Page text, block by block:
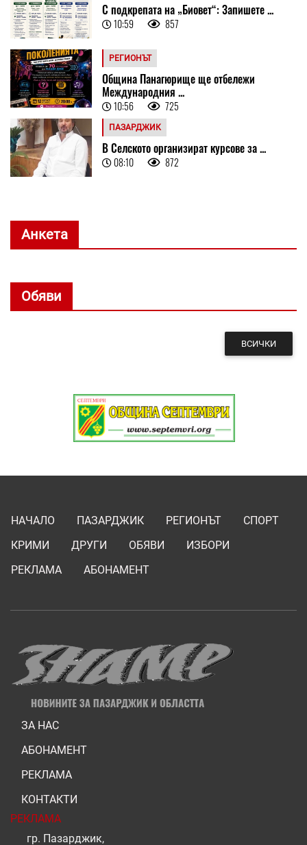
С подкрепата на „Биовет“: Запишете ...
10:59 857
РЕГИОНЪТ
Община Панагюрище ще отбележи
Международния ...
10:56 725
ПАЗАРДЖИК
В Селското организират курсове за ...
08:10 872
Анкета
Обяви
ВСИЧКИ
НАЧАЛО ПАЗАРДЖИК РЕГИОНЪТ
СПОРТ
КРИМИ
ДРУГИ ОБЯВИ
ИЗБОРИ
РЕКЛАМА
АБОНАМЕНТ
ЗА НАС
АБОНАМЕНТ
РЕКЛАМА
КОНТАКТИ
РЕКЛАМА
гр. Пазарджик,